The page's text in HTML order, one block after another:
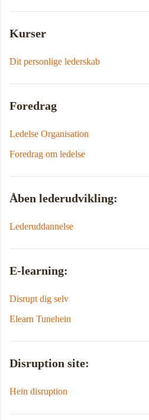
Kurser
Dit personlige lederskab
Foredrag
Ledelse Organisation
Foredrag om ledelse
Åben lederudvikling:
Lederuddannelse
E-learning:
Disrupt dig selv
Elearn Tunehein
Disruption site:
Hein disruption